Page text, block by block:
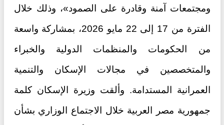
ومجتمعات آمنة وقادرة على الصمود»، وذلك خلال
الفترة من 17 إلى 22 مايو 2026، بمشاركة واسعة
من الحكومات والمنظمات الدولية والخبراء
والمتخصصين في مجالات الإسكان والتنمية
العمرانية المستدامة. وألقت وزيرة الإسكان كلمة
جمهورية مصر العربية خلال الاجتماع الوزاري بشأن